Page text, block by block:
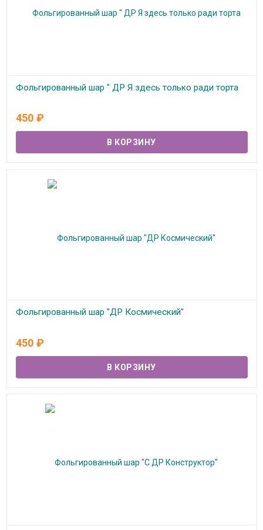
Фольгированный шар " ДР Я здесь только ради торта
450 ₽
Фольгированный шар "ДР Космический"
450 ₽